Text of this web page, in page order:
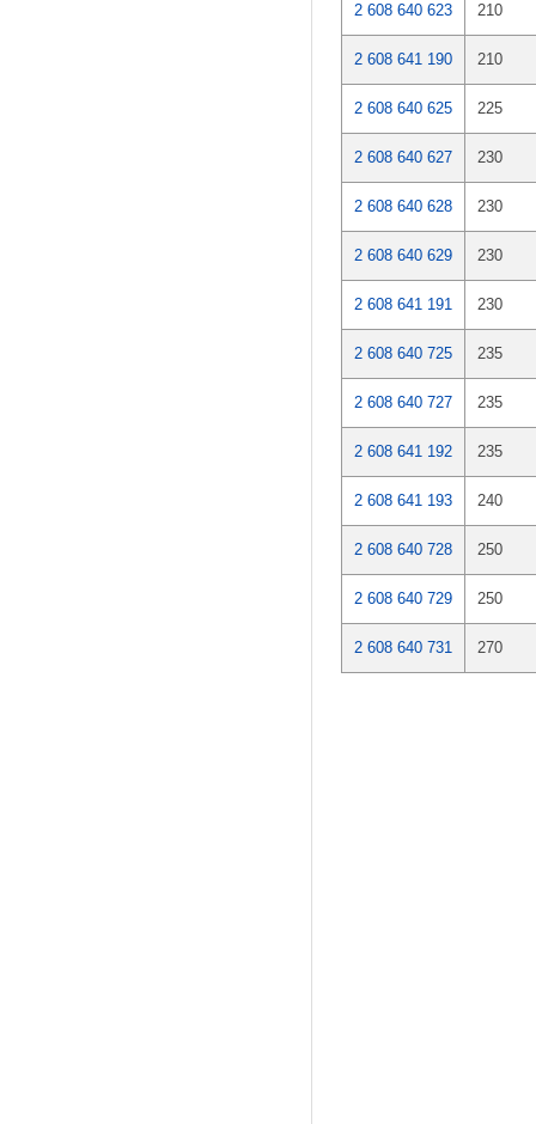
2 608 640 623 210
2 608 641 190 210
2 608 640 625 225
2 608 640 627 230
2 608 640 628 230
2 608 640 629 230
2 608 641 191 230
2 608 640 725 235
2 608 640 727 235
2 608 641 192 235
2 608 641 193 240
2 608 640 728 250
2 608 640 729 250
2 608 640 731 270